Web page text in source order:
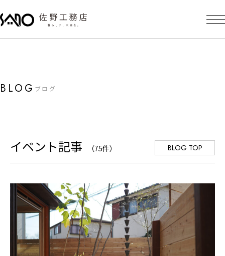
BLOG ブログ
イベント記事 （75件） BLOG TOP